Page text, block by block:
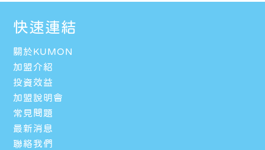
快速連結
關於KUMON
加盟介紹
投資效益
加盟說明會
常見問題
最新消息
聯絡我們